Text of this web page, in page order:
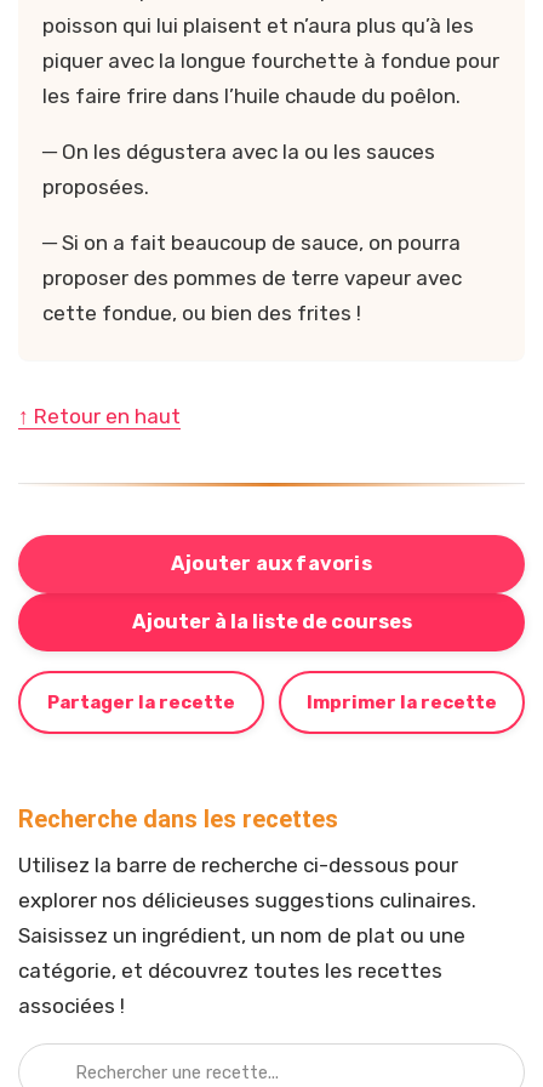
poisson qui lui plaisent et n’aura plus qu’à les
piquer avec la longue fourchette à fondue pour
les faire frire dans l’huile chaude du poêlon.
─ On les dégustera avec la ou les sauces
proposées.
─ Si on a fait beaucoup de sauce, on pourra
proposer des pommes de terre vapeur avec
cette fondue, ou bien des frites !
↑ Retour en haut
Ajouter aux favoris
Ajouter à la liste de courses
Bouton pour ajouter cette recette à votre liste de
Partager la recette Imprimer la recette
Recherche dans les recettes
Utilisez la barre de recherche ci-dessous pour
explorer nos délicieuses suggestions culinaires.
Saisissez un ingrédient, un nom de plat ou une
catégorie, et découvrez toutes les recettes
associées !